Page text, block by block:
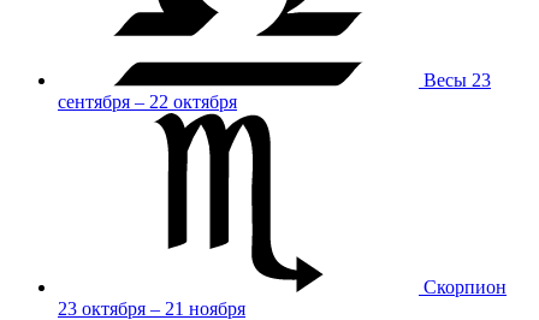
Весы 23
сентября – 22 октября
Скорпион
23 октября – 21 ноября